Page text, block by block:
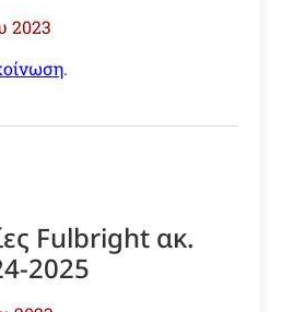
2023
.
Fulbright ακ.
2025